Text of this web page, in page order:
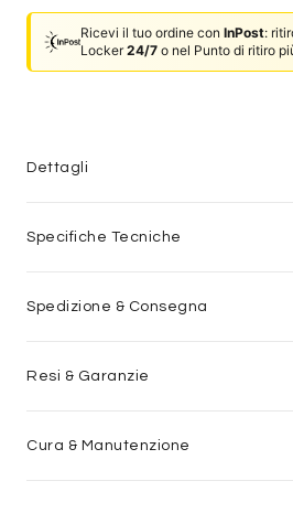
Ricevi il tuo ordine conInPost:
Locker24/7 o nel Punto di ritiro
Dettagli
Specifiche Tecniche
Spedizione & Consegna
Resi & Garanzie
Cura & Manutenzione